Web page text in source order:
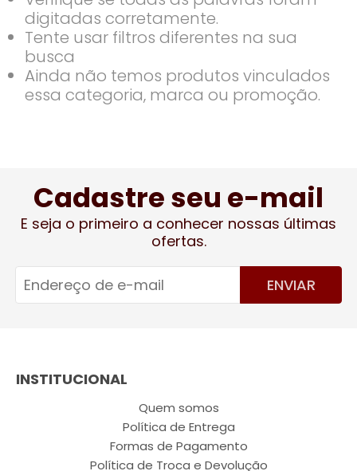
digitadas corretamente.
Tente usar filtros diferentes na sua
busca
Ainda não temos produtos vinculados
essa categoria, marca ou promoção.
Cadastre seu e-mail
E seja o primeiro a conhecer nossas últimas
ofertas.
ENVIAR
INSTITUCIONAL
Quem somos
Política de Entrega
Formas de Pagamento
Política de Troca e Devolução